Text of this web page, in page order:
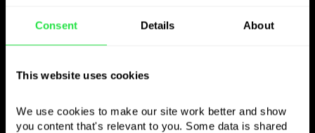
Consent Details About
This website uses cookies
We use cookies to make our site work better and show
you content that's relevant to you. Some data is shared
Brug den valgte
valuta
som du vil